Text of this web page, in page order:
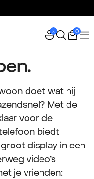
0
doet wat hij
Met de
voor de
biedt
display in een
video’s
je vrienden: